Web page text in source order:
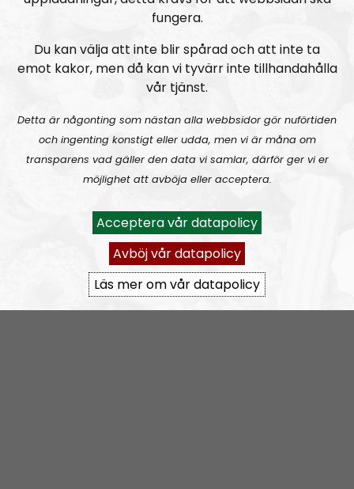
alltifrån sympatiskt inställda personer till
Epost:
radionordfront@nordiskradio.se
simon.holmqvist@nordfront.se
martin.saxlind@nordfront.se
Prenumerera på Radio Nordfront medRSS
https://nordiskradio.se/?format=mp3-
rss&show=radio-nordfront
RN DIREKT#416: Tillbaka lagom till främlingsinvasionen
fungera.
Du kan välja att inte blir spårad och att inte ta
emot kakor, men då kan vi tyvärr inte tillhandahålla
vår tjänst.
Detta är någonting som nästan alla webbsidor gör nuförtiden
och ingenting konstigt eller udda, men vi är måna om
transparens vad gäller den data vi samlar, därför ger vi er
möjlighet att avböja eller acceptera.
Acceptera vår datapolicy
Avböj vår datapolicy
Läs mer om vår datapolicy